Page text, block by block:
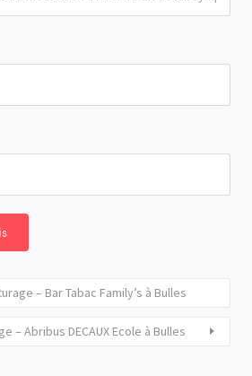
– Bar Tabac Family’s à Bulles
– Abribus DECAUX Ecole à Bulles